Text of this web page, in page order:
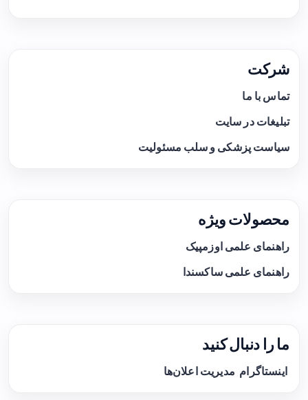
شرکت
تماس با ما
تبلیغات در سایت
سیاست پزشکی و سلب مسئولیت
محصولات ویژه
راهنمای علمی اوزمپیک
راهنمای علمی ساکسندا
ما را دنبال کنید
اینستاگرام مدیریت اعلان‌ها